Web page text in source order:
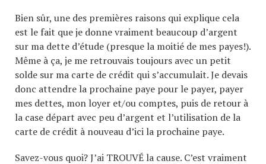
Bien sûr, une des premières raisons qui explique cela
est le fait que je donne vraiment beaucoup d’argent
sur ma dette d’étude (presque la moitié de mes payes!).
Même à ça, je me retrouvais toujours avec un petit
solde sur ma carte de crédit qui s’accumulait. Je devais
donc attendre la prochaine paye pour le payer, payer
mes dettes, mon loyer et/ou comptes, puis de retour à
la case départ avec peu d’argent et l’utilisation de la
carte de crédit à nouveau d’ici la prochaine paye.
Savez-vous quoi? J’ai TROUVÉ la cause. C’est vraiment